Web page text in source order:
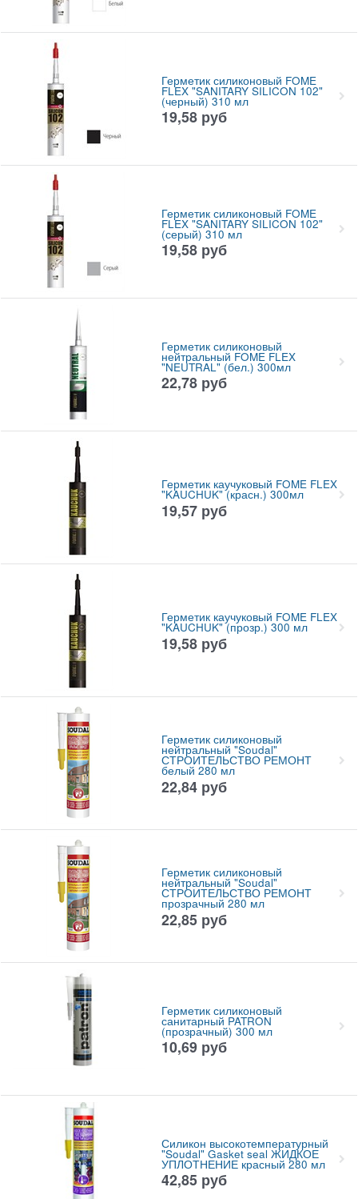
Герметик силиконовый FOME
FLEX "SANITARY SILICON 102"
(черный) 310 мл
19,58 руб
Герметик силиконовый FOME
FLEX "SANITARY SILICON 102"
(серый) 310 мл
19,58 руб
Герметик силиконовый
нейтральный FOME FLEX
"NEUTRAL" (бел.) 300мл
22,78 руб
Герметик каучуковый FOME FLEX
"KAUCHUK" (красн.) 300мл
19,57 руб
Герметик каучуковый FOME FLEX
"KAUCHUK" (прозр.) 300 мл
19,58 руб
Герметик силиконовый
нейтральный "Soudal"
СТРОИТЕЛЬСТВО РЕМОНТ
белый 280 мл
22,84 руб
Герметик силиконовый
нейтральный "Soudal"
СТРОИТЕЛЬСТВО РЕМОНТ
прозрачный 280 мл
22,85 руб
Герметик силиконовый
санитарный PATRON
(прозрачный) 300 мл
10,69 руб
Силикон высокотемпературный
"Soudal" Gasket seal ЖИДКОЕ
УПЛОТНЕНИЕ красный 280 мл
42,85 руб